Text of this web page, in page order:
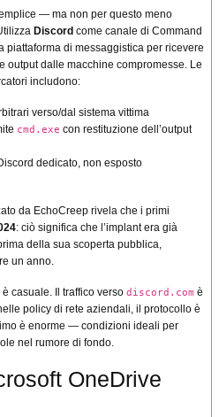
— ma non per questo meno
Discord come canale di Command
piattaforma di messaggistica per ricevere
output dalle macchine compromesse. Le
includono:
verso/dal sistema vittima
cmd.exe con restituzione dell’output
dedicato, non esposto
da EchoCreep rivela che i primi
: ciò significa che l’implant era già
della sua scoperta pubblica,
un anno.
casuale. Il traffico verso discord.com è
policy di rete aziendali, il protocollo è
è enorme — condizioni ideali per
nel rumore di fondo.
OneDrive